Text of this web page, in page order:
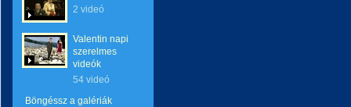
2 videó
Valentin napi
szerelmes
videók
54 videó
Böngéssz a galériák